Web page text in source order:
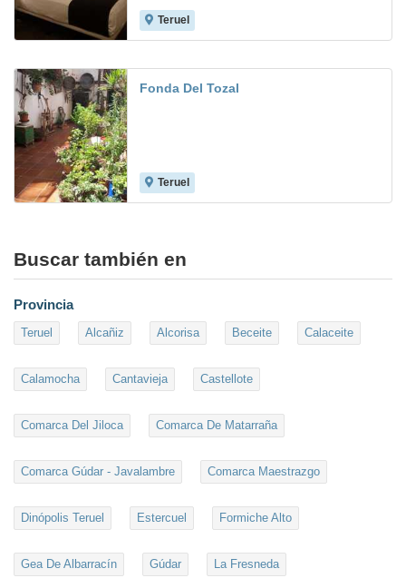
Teruel
Fonda Del Tozal
Teruel
Buscar también en
Provincia
Teruel Alcañiz Alcorisa Beceite Calaceite
Calamocha Cantavieja Castellote
Comarca Del Jiloca Comarca De Matarraña
Comarca Gúdar - Javalambre Comarca Maestrazgo
Dinópolis Teruel Estercuel Formiche Alto
Gea De Albarracín Gúdar La Fresneda